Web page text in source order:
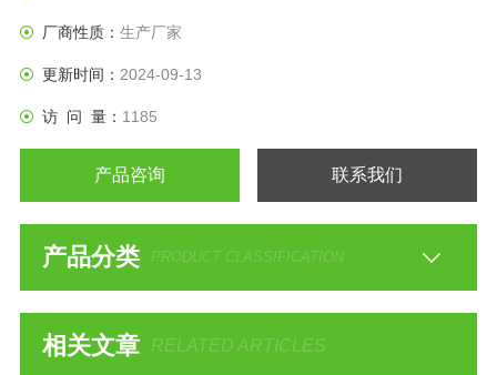
厂商性质： 生产厂家
更新时间： 2024-09-13
访 问 量： 1185
产品咨询 联系我们
产品分类 PRODUCT CLASSIFICATION
相关文章 RELATED ARTICLES